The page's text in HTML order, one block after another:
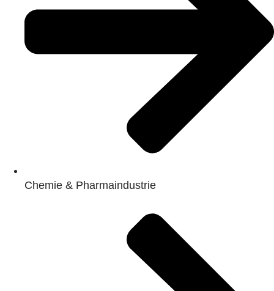
Chemie & Pharmaindustrie